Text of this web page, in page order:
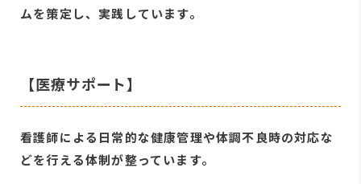
ムを策定し、実践しています。
【医療サポート】
看護師による日常的な健康管理や体調不良時の対応な
どを行える体制が整っています。